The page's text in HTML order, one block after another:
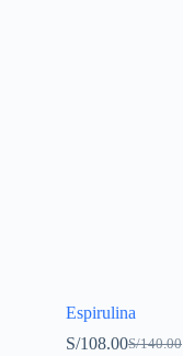
Espirulina
S/140.00
S/108.00